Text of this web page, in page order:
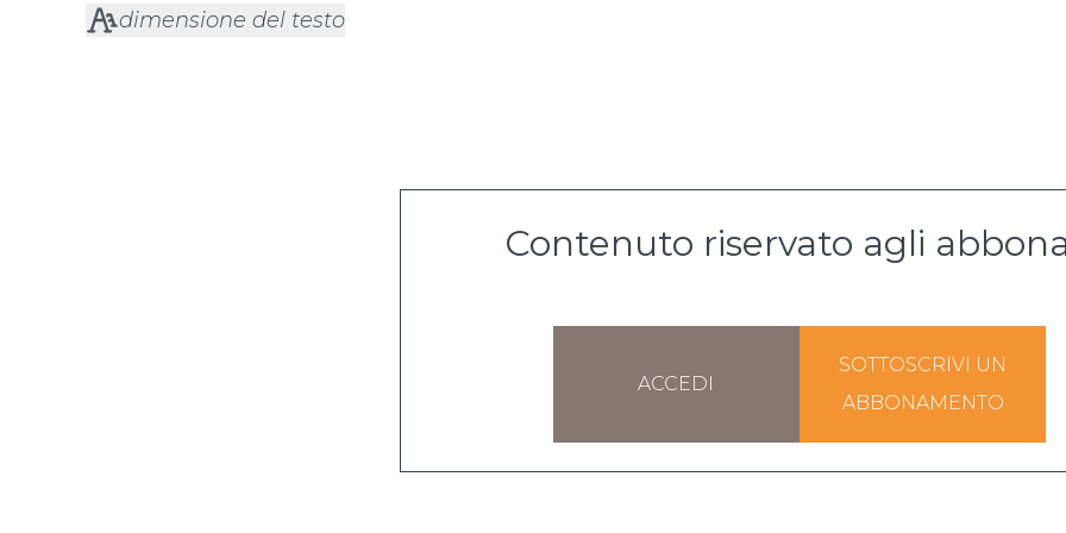
dimensione del testo
Contenuto riservato agli
ACCEDI
SOTTOSCRIVI UN
ABBONAMENTO